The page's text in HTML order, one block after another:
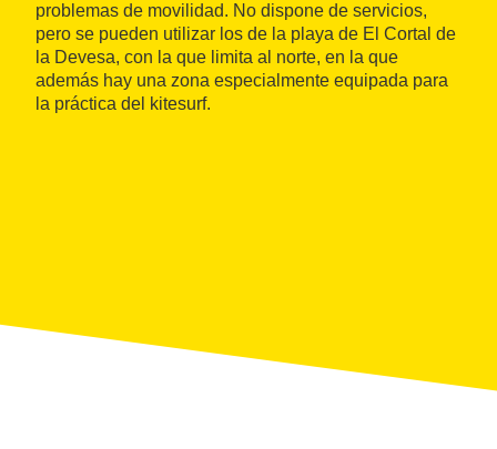
problemas de movilidad. No dispone de servicios,
pero se pueden utilizar los de la playa de El Cortal de
la Devesa, con la que limita al norte, en la que
además hay una zona especialmente equipada para
la práctica del kitesurf.